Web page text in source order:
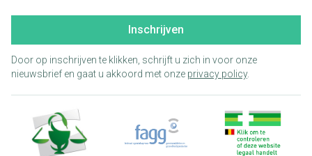
Inschrijven
Door op inschrijven te klikken, schrijft u zich in voor onze
nieuwsbrief en gaat u akkoord met onze privacy policy.